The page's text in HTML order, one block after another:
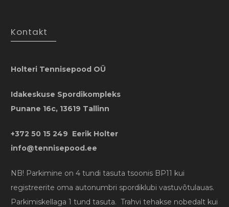
Kontakt
Holteri Tennisepood OÜ
Idakeskuse Spordikompleks
Punane 16c, 13619 Tallinn
+372 50 15 249 Eerik Holter
info@tennisepood.ee
NB! Parkimine on 4 tundi tasuta tsoonis BP11 kui
registreerite oma autonumbri spordiklubi vastuvõtulauas.
Parkimiskellaga 1 tund tasuta. Trahvi tehakse nobedalt kui